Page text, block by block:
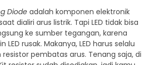
Diodeadalah komponen elektronik
dialiri arus listrik. Tapi LED tidak bisa
ke sumber tegangan, karena
LED rusak. Makanya, LED harus selalu
pembatas arus. Tenang saja, di